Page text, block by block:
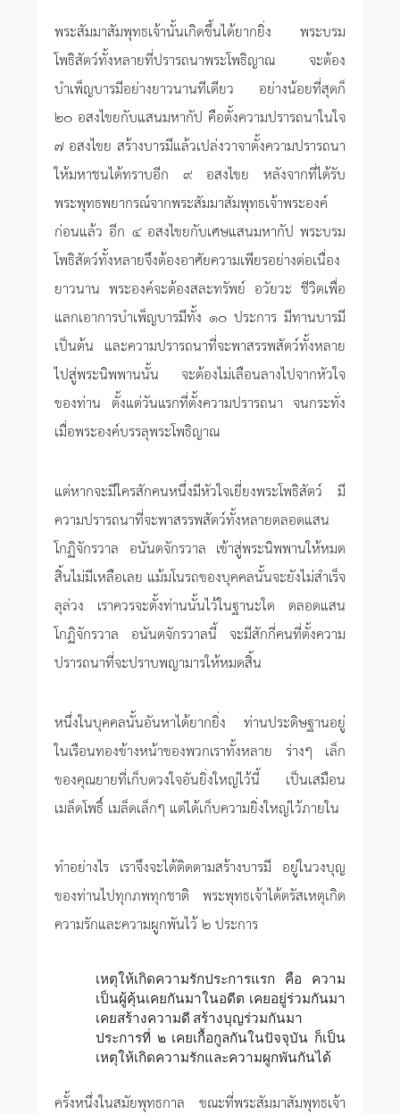
พระสัมมาสัมพุทธเจ้านั้นเกิดขึ้นได้ยากยิ่ง พระบรม
โพธิสัตว์ทั้งหลายที่ปรารถนาพระโพธิญาณ จะต้อง
บำเพ็ญบารมีอย่างยาวนานทีเดียว อย่างน้อยที่สุดก็
๒๐ อสงไขยกับแสนมหากัป คือตั้งความปรารถนาในใจ
๗ อสงไขย สร้างบารมีแล้วเปล่งวาจาตั้งความปรารถนา
ให้มหาชนได้ทราบอีก ๙ อสงไขย หลังจากที่ได้รับ
พระพุทธพยากรณ์จากพระสัมมาสัมพุทธเจ้าพระองค์
ก่อนแล้ว อีก ๔ อสงไขยกับเศษแสนมหากัป พระบรม
โพธิสัตว์ทั้งหลายจึงต้องอาศัยความเพียรอย่างต่อเนื่อง
ยาวนาน พระองค์จะต้องสละทรัพย์ อวัยวะ ชีวิตเพื่อ
แลกเอาการบำเพ็ญบารมีทั้ง ๑๐ ประการ มีทานบารมี
เป็นต้น และความปรารถนาที่จะพาสรรพสัตว์ทั้งหลาย
ไปสู่พระนิพพานนั้น จะต้องไม่เลือนลางไปจากหัวใจ
ของท่าน ตั้งแต่วันแรกที่ตั้งความปรารถนา จนกระทั่ง
เมื่อพระองค์บรรลุพระโพธิญาณ
แต่หากจะมีใครสักคนหนึ่งมีหัวใจเยี่ยงพระโพธิสัตว์ มี
ความปรารถนาที่จะพาสรรพสัตว์ทั้งหลายตลอดแสน
โกฏิจักรวาล อนันตจักรวาล เข้าสู่พระนิพพานให้หมด
สิ้นไม่มีเหลือเลย แม้มโนรถของบุคคลนั้นจะยังไม่สำเร็จ
ลุล่วง เราควรจะตั้งท่านนั้นไว้ในฐานะใด ตลอดแสน
โกฏิจักรวาล อนันตจักรวาลนี้ จะมีสักกี่คนที่ตั้งความ
ปรารถนาที่จะปราบพญามารให้หมดสิ้น
หนึ่งในบุคคลนั้นอันหาได้ยากยิ่ง ท่านประดิษฐานอยู่
ในเรือนทองข้างหน้าของพวกเราทั้งหลาย ร่างๆ เล็ก
ของคุณยายที่เก็บดวงใจอันยิ่งใหญ่ไว้นี้ เป็นเสมือน
เมล็ดโพธิ์ เมล็ดเล็กๆ แต่ได้เก็บความยิ่งใหญ่ไว้ภายใน
ทำอย่างไร เราจึงจะได้ติดตามสร้างบารมี อยู่ในวงบุญ
ของท่านไปทุกภพทุกชาติ พระพุทธเจ้าได้ตรัสเหตุเกิด
ความรักและความผูกพันไว้ ๒ ประการ
เหตุให้เกิดความรักประการแรก คือ ความ
เป็นผู้คุ้นเคยกันมาในอดีต เคยอยู่ร่วมกันมา
เคยสร้างความดี สร้างบุญร่วมกันมา
ประการที่ ๒ เคยเกื้อกูลกันในปัจจุบัน ก็เป็น
เหตุให้เกิดความรักและความผูกพันกันได้
ครั้งหนึ่งในสมัยพุทธกาล ขณะที่พระสัมมาสัมพุทธเจ้า